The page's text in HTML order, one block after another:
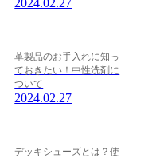
革製品のお手入れに知っ
ておきたい！中性洗剤に
ついて
2024.02.27
デッキシューズとは？使